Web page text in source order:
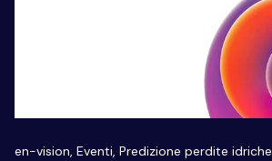
en-vision, Eventi, Predizione perdite idriche